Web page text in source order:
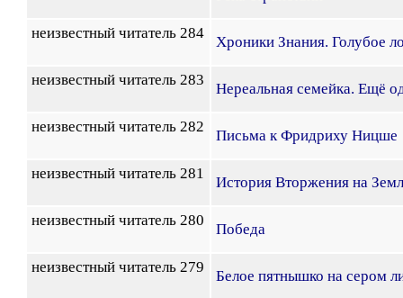
неизвестный читатель 284
Хроники Знания. Голубое
неизвестный читатель 283
Нереальная семейка. Ещё
неизвестный читатель 282
Письма к Фридриху Ницше
неизвестный читатель 281
История Вторжения на
неизвестный читатель 280
Победа
неизвестный читатель 279
Белое пятнышко на сером